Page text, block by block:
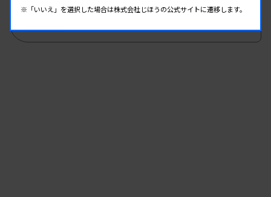
開催場所 : WEB
※「いいえ」を選択した場合は株式会社じほうの公式サイトに遷移します。